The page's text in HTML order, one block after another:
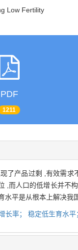
Low Fertility
PDF
1211
了产品过剩 ,有效需
,而人口的低增长并不
水平是从根本上解决
长率； 稳定低生育水